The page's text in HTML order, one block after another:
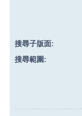
搜尋子版面:
搜尋範圍: